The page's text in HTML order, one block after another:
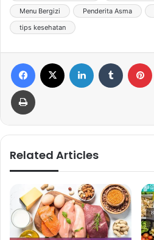
Menu Bergizi
Penderita Asma
tips kesehatan
Related Articles